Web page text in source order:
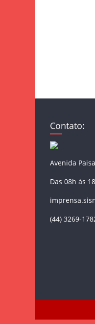
Contato:
Avenida
Das 08h às
(44) 3269-